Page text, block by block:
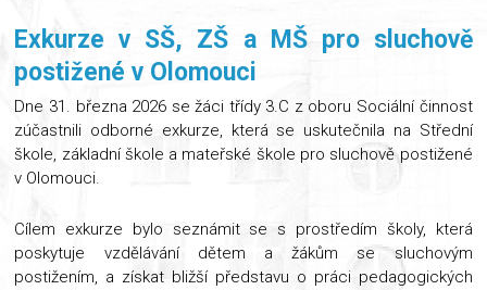
Exkurze v SŠ, ZŠ a MŠ pro sluchově
postižené v Olomouci
Dne 31. března 2026 se žáci třídy 3.C z oboru Sociální činnost
zúčastnili odborné exkurze, která se uskutečnila na Střední
škole, základní škole a mateřské škole pro sluchově postižené
v Olomouci.
Cílem exkurze bylo seznámit se s prostředím školy, která
poskytuje vzdělávání dětem a žákům se sluchovým
postižením, a získat bližší představu o práci pedagogických